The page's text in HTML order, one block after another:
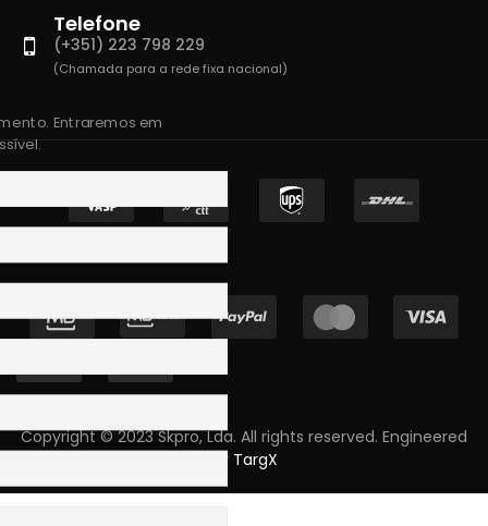
Telefone
(+351) 223 798 229
(Chamada para a rede fixa nacional)
Copyright © 2023 Skpro, Lda. All rights reserved. Engineered
by TargX
Entraremos em